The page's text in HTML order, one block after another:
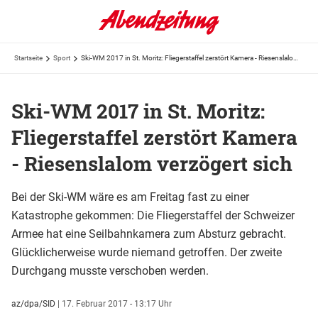
Startseite Sport
Ski-WM 2017 in St. Moritz:
Fliegerstaffel zerstört Kamera
- Riesenslalom verzögert sich
Bei der Ski-WM wäre es am Freitag fast zu einer
Katastrophe gekommen: Die Fliegerstaffel der Schweizer
Armee hat eine Seilbahnkamera zum Absturz gebracht.
Glücklicherweise wurde niemand getroffen. Der zweite
Durchgang musste verschoben werden.
az/dpa/SID | 17. Februar 2017 - 13:17 Uhr